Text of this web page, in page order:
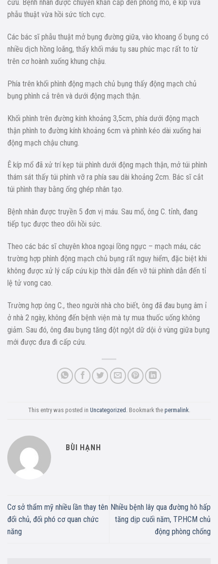
cứu. Bệnh nhân được chuyển khẩn cấp đến phòng mổ, ê kíp vừa
phẫu thuật vừa hồi sức tích cực.
Các bác sĩ phẫu thuật mở bụng đường giữa, vào khoang ổ bụng có
nhiều dịch hồng loãng, thấy khối máu tụ sau phúc mạc rất to từ
trên cơ hoành xuống khung chậu.
Phía trên khối phình động mạch chủ bụng thấy động mạch chủ
bụng phình cả trên và dưới động mạch thận.
Khối phình trên đường kính khoảng 3,5cm, phía dưới động mạch
thận phình to đường kính khoảng 6cm và phình kéo dài xuống hai
động mạch chậu chung.
Ê kíp mổ đã xử trí kẹp túi phình dưới động mạch thận, mở túi phình
thám sát thấy túi phình vỡ ra phía sau dài khoảng 2cm. Bác sĩ cắt
túi phình thay bằng ống ghép nhân tạo.
Bệnh nhân được truyền 5 đơn vị máu. Sau mổ, ông C. tỉnh, đang
tiếp tục được theo dõi hồi sức.
Theo các bác sĩ chuyên khoa ngoại lồng ngực – mạch máu, các
trường hợp phình động mạch chủ bụng rất nguy hiểm, đặc biệt khi
không được xử lý cấp cứu kịp thời dẫn đến vỡ túi phình dẫn đến tỉ
lệ tử vong cao.
Trường hợp ông C., theo người nhà cho biết, ông đã đau bụng âm ỉ
ở nhà 2 ngày, không đến bệnh viện mà tự mua thuốc uống không
giảm. Sau đó, ông đau bụng tăng đột ngột dữ dội ở vùng giữa bụng
mới được đưa đi cấp cứu.
This entry was posted in Uncategorized . Bookmark the permalink.
BÙI HẠNH
Cơ sở thẩm mỹ nhiều lần thay tên
đổi chủ, đối phó cơ quan chức
năng
Nhiều bệnh lây qua đường hô hấp
tăng dịp cuối năm, TP.HCM chủ
động phòng chống